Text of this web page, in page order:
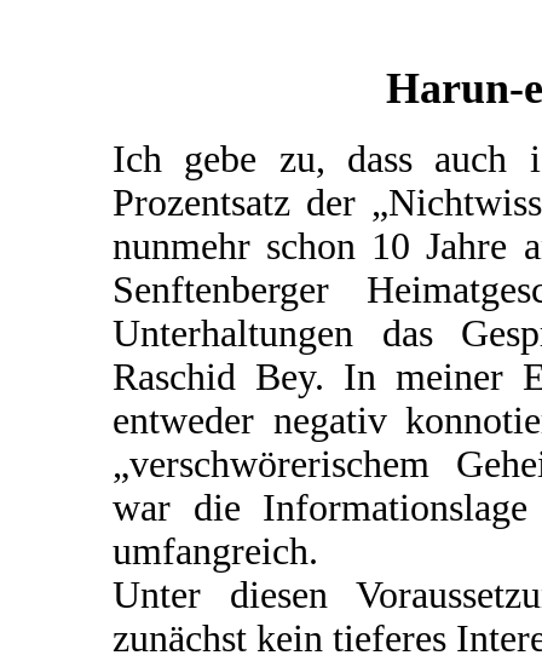
Harun-
Ich gebe zu, dass auch
Prozentsatz der
nunmehr schon 10 Jahre
Senftenberger
Unterhaltungen das
Raschid Bey. In meiner
entweder negativ
„verschwörerischem
war die
umfangreich.
Unter diesen
zunächst kein tieferes